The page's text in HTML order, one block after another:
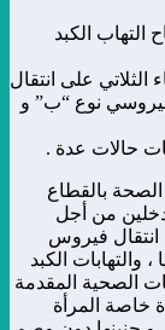
التهاب الكبد
على انتقال
نوع “ب” و
حالات عدة .
بالقطاع
من أجل
انتقال فيروس
والتهابات الكبد
الصحية المقدمة
خاصة المرأة